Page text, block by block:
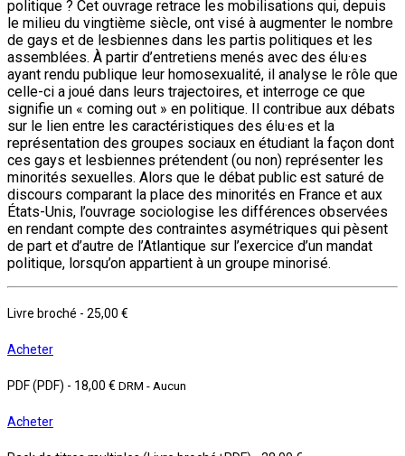
politique ? Cet ouvrage retrace les mobilisations qui, depuis
le milieu du vingtième siècle, ont visé à augmenter le nombre
de gays et de lesbiennes dans les partis politiques et les
assemblées. À partir d’entretiens menés avec des élu·es
ayant rendu publique leur homosexualité, il analyse le rôle que
celle-ci a joué dans leurs trajectoires, et interroge ce que
signifie un « coming out » en politique. Il contribue aux débats
sur le lien entre les caractéristiques des élu·es et la
représentation des groupes sociaux en étudiant la façon dont
ces gays et lesbiennes prétendent (ou non) représenter les
minorités sexuelles. Alors que le débat public est saturé de
discours comparant la place des minorités en France et aux
États-Unis, l’ouvrage sociologise les différences observées
en rendant compte des contraintes asymétriques qui pèsent
de part et d’autre de l’Atlantique sur l’exercice d’un mandat
politique, lorsqu’on appartient à un groupe minorisé.
Livre broché - 25,00 €
Acheter
PDF (PDF) - 18,00 € DRM - Aucun
Acheter